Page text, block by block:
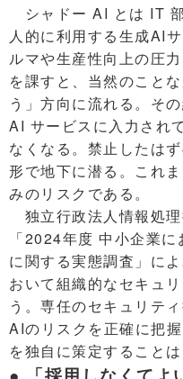
シャドー AI とは IT
人的に利用する生成AI
ルマや生産性向上の圧
を課すと、当然のこと
う」方向に流れる。そ
AI サービスに入力され
なくなる。禁止したは
形で地下に潜る。これ
みのリスクである。
独立行政法人情報処
「2024年度 中小企業
に関する実態調査」に
おいて組織的なセキュ
う。専任のセキュリテ
AIのリスクを正確に把
を独自に策定すること